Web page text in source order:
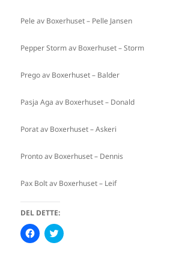
Pele av Boxerhuset – Pelle Jansen
Pepper Storm av Boxerhuset – Storm
Prego av Boxerhuset – Balder
Pasja Aga av Boxerhuset – Donald
Porat av Boxerhuset – Askeri
Pronto av Boxerhuset – Dennis
Pax Bolt av Boxerhuset – Leif
DEL DETTE:
K
l
K
l